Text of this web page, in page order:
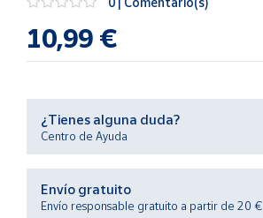
Productos
Centro
de ayuda
Contacto
10,99 €
¿Tienes alguna duda?
Centro de Ayuda
Envío gratuito
Envío responsable gratuito a partir de 20 €